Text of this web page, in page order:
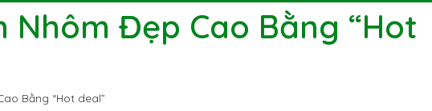
Nhôm Đẹp Cao Bằng “Hot
Bằng “Hot deal”